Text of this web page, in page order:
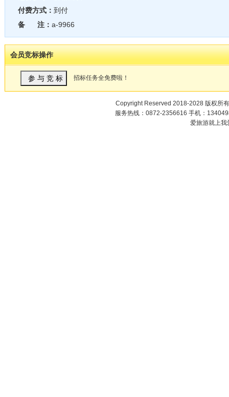
付费方式： 到付
备 注： a-9966
会员竞标操作
招标任务全免费啦！
Copyright Reserved 2018-2028 版权所
服务热线：0872-2356616 手机：
爱旅游就上我